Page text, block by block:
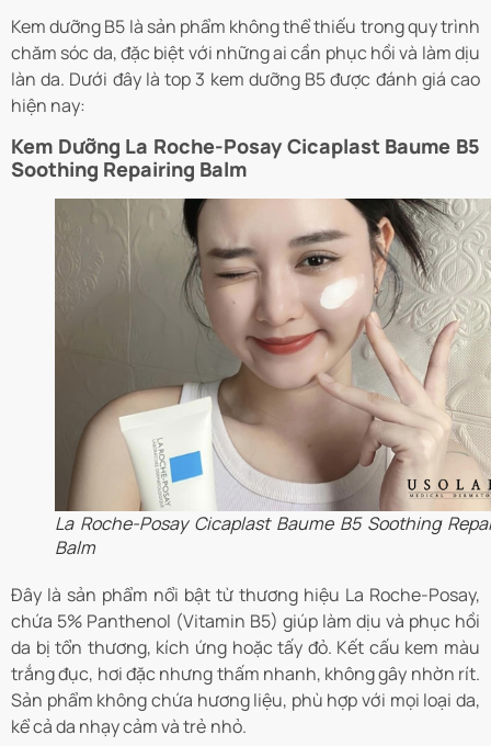
​Kem dưỡng B5 là sản phẩm không thể thiếu trong quy trình
chăm sóc da, đặc biệt với những ai cần phục hồi và làm dịu
làn da. Dưới đây là top 3 kem dưỡng B5 được đánh giá cao
hiện nay:​
Kem Dưỡng La Roche-Posay Cicaplast Baume B5
Soothing Repairing Balm
La Roche-Posay Cicaplast Baume B5 Soothing
Balm
Đây là sản phẩm nổi bật từ thương hiệu La Roche-Posay,
chứa 5% Panthenol (Vitamin B5) giúp làm dịu và phục hồi
da bị tổn thương, kích ứng hoặc tấy đỏ. Kết cấu kem màu
trắng đục, hơi đặc nhưng thấm nhanh, không gây nhờn rít.
Sản phẩm không chứa hương liệu, phù hợp với mọi loại da,
kể cả da nhạy cảm và trẻ nhỏ.